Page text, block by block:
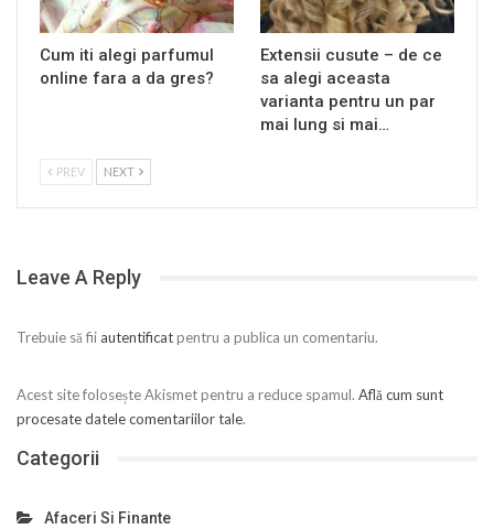
Cum iti alegi parfumul
online fara a da gres?
Extensii cusute – de ce
sa alegi aceasta
varianta pentru un par
mai lung si mai…
PREV NEXT
Leave A Reply
Trebuie să fii autentificatpentru a publica un comentariu.
Acest site folosește Akismet pentru a reduce spamul. Află cum sunt
procesate datele comentariilor tale.
Categorii
Afaceri Si Finante